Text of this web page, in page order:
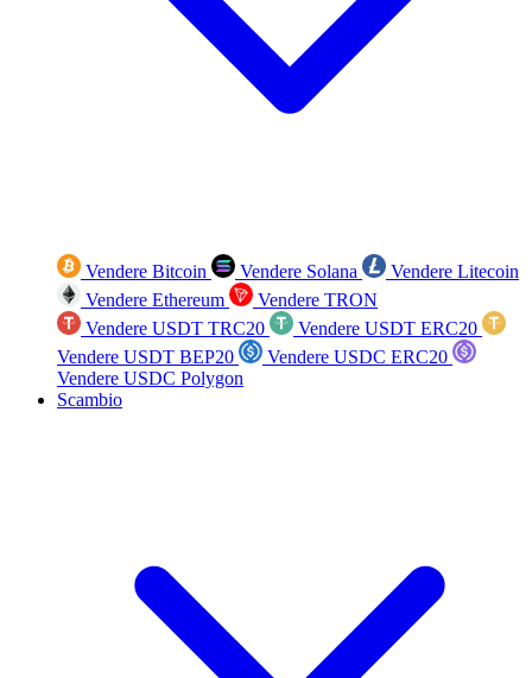
Vendere Bitcoin Vendere Solana
Vendere Litecoin
Vendere Ethereum
Vendere TRON
Vendere USDT TRC20
Vendere USDT ERC20
Vendere USDT BEP20
Vendere USDC ERC20
Vendere USDC Polygon
Scambio